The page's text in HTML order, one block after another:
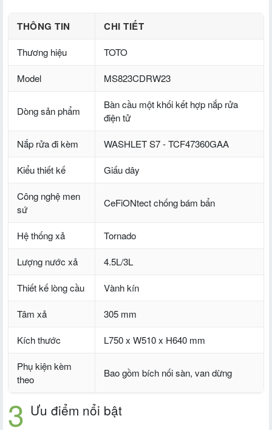
THÔNG TIN CHI TIẾT
Thương hiệu TOTO
Model MS823CDRW23
Dòng sản phẩm
Bàn cầu một khối kết hợp nắp rửa
điện tử
Nắp rửa đi kèm WASHLET S7 - TCF47360GAA
Kiểu thiết kế Giấu dây
Công nghệ men
sứ
CeFiONtect chống bám bẩn
Hệ thống xả Tornado
Lượng nước xả 4.5L/3L
Thiết kế lòng cầu Vành kín
Tâm xả 305 mm
Kích thước L750 x W510 x H640 mm
Phụ kiện kèm
theo
Bao gồm bích nối sàn, van dừng
Ưu điểm nổi bật